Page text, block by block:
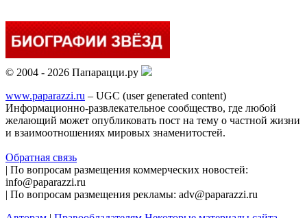
© 2004 - 2026 Папарацци.ру
www.paparazzi.ru – UGC (user generated content)
Информационно-развлекательное сообщество, где любой
желающий может опубликовать пост на тему о частной жизни
и взаимоотношениях мировых знаменитостей.
Обратная связь
| По вопросам размещения коммерческих новостей:
info@paparazzi.ru
| По вопросам размещения рекламы: adv@paparazzi.ru